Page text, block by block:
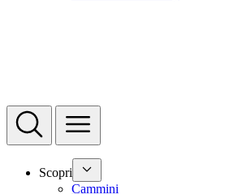
Scopri
Cammini